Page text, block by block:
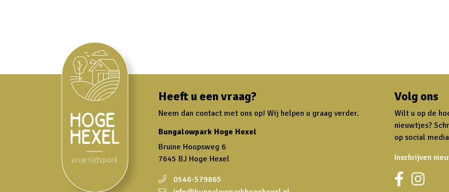
Heeft u een vraag?
Neem dan contact met ons op! Wij helpen u graag verder.
Bungalowpark Hoge Hexel
Bruine Hoopsweg 6
7645 BJ Hoge Hexel
0546-579865
Volg ons
Wilt u op de
nieuwtjes?
op social
Inschrijven